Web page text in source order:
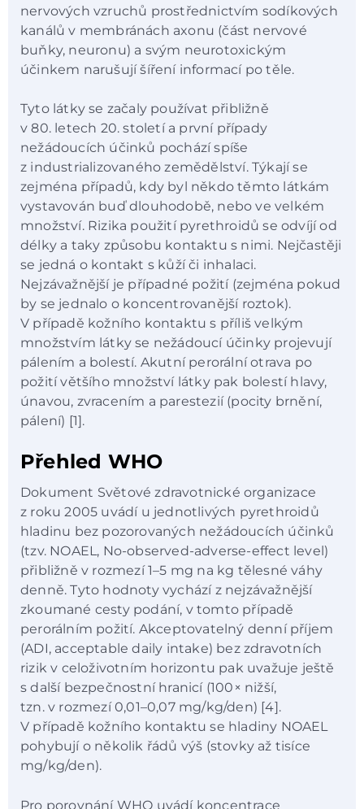
nervových vzruchů prostřednictvím sodíkových
kanálů v membránách axonu (část nervové
buňky, neuronu) a svým neurotoxickým
účinkem narušují šíření informací po těle.
Tyto látky se začaly používat přibližně
v 80. letech 20. století a první případy
nežádoucích účinků pochází spíše
z industrializovaného zemědělství. Týkají se
zejména případů, kdy byl někdo těmto látkám
vystavován buď dlouhodobě, nebo ve velkém
množství. Rizika použití pyrethroidů se odvíjí od
délky a taky způsobu kontaktu s nimi. Nejčastěji
se jedná o kontakt s kůží či inhalaci.
Nejzávažnější je případné požití (zejména pokud
by se jednalo o koncentrovanější roztok).
V případě kožního kontaktu s příliš velkým
množstvím látky se nežádoucí účinky projevují
pálením a bolestí. Akutní perorální otrava po
požití většího množství látky pak bolestí hlavy,
únavou, zvracením a parestezií (pocity brnění,
pálení) [1].
Přehled WHO
Dokument Světové zdravotnické organizace
z roku 2005 uvádí u jednotlivých pyrethroidů
hladinu bez pozorovaných nežádoucích účinků
(tzv. NOAEL, No-observed-adverse-effect level)
přibližně v rozmezí 1–5 mg na kg tělesné váhy
denně. Tyto hodnoty vychází z nejzávažnější
zkoumané cesty podání, v tomto případě
perorálním požití. Akceptovatelný denní příjem
(ADI, acceptable daily intake) bez zdravotních
rizik v celoživotním horizontu pak uvažuje ještě
s další bezpečnostní hranicí (100× nižší,
tzn. v rozmezí 0,01–0,07 mg/kg/den) [4].
V případě kožního kontaktu se hladiny NOAEL
pohybují o několik řádů výš (stovky až tisíce
mg/kg/den).
Pro porovnání WHO uvádí koncentrace